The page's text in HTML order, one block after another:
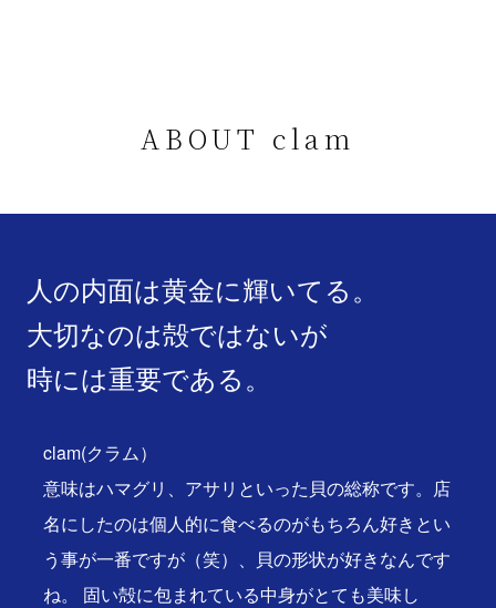
ABOUT clam
人の内面は黄金に輝いてる。
大切なのは殻ではないが
時には重要である。
clam(クラム）
意味はハマグリ、アサリといった貝の総称です。店
名にしたのは個人的に食べるのがもちろん好きとい
う事が一番ですが（笑）、貝の形状が好きなんです
ね。 固い殻に包まれている中身がとても美味し